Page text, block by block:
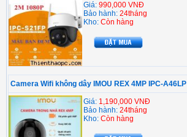
Giá: 990,000 VNĐ
Bảo hành: 24tháng
Kho: Còn hàng
Camera Wifi không dây IMOU REX 4MP IPC-A46LP
Giá: 1,190,000 VNĐ
Bảo hành: 24tháng
Kho: Còn hàng